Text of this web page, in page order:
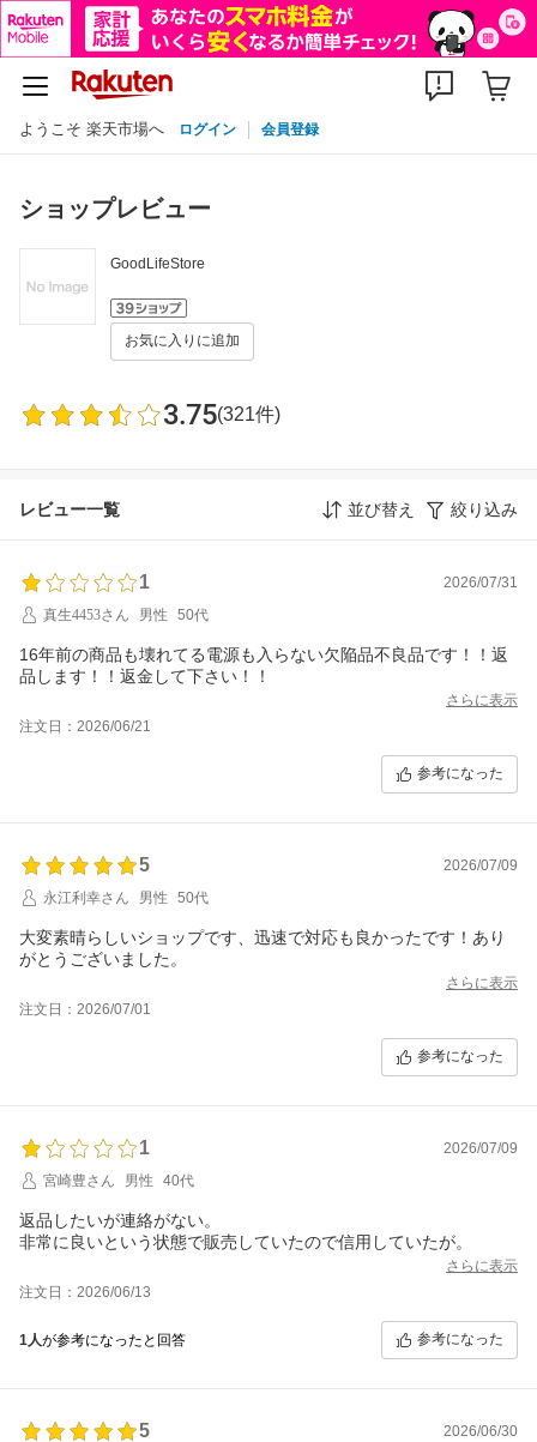
ようこそ 楽天市場へ ログイン 会員登録
ショップレビュー
GoodLifeStore
お気に入りに追加
3.75(321件)
レビュー一覧 並び替え 絞り込み
1
2026/07/31
真生4453さん
男性 50代
16年前の商品も壊れてる電源も入らない欠陥品不良品です！！返
品します！！返金して下さい！！
さらに表示
注文日：2026/06/21
参考になった
5
2026/07/09
永江利幸さん
男性 50代
大変素晴らしいショップです、迅速で対応も良かったです！あり
がとうございました。
さらに表示
注文日：2026/07/01
参考になった
1
2026/07/09
宮崎豊さん
男性 40代
返品したいが連絡がない。
非常に良いという状態で販売していたので信用していたが。
さらに表示
注文日：2026/06/13
1人が参考になったと回答 参考になった
5
2026/06/30